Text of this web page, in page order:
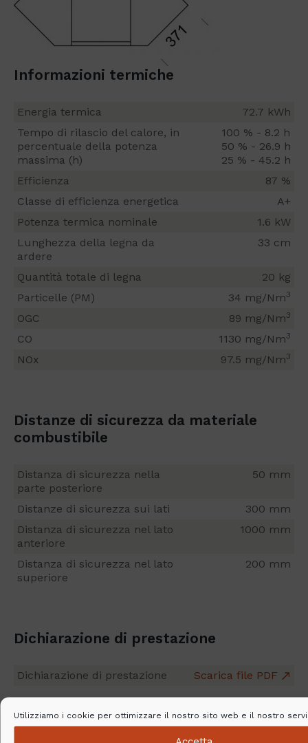
Utilizziamo i cookie per ottimizzare il nostro sito web e il nostro
Informazioni termiche
Energia termica
72.7 kWh
Tempo di rilascio del calore, in
percentuale della potenza
massima (h)
100 % - 8.2 h
50 % - 26.9 h
25 % - 45.2 h
Efficienza
87 %
Classe di efficienza energetica
A+
Potenza termica nominale
1.6 kW
Lunghezza della legna da
ardere
33 cm
Quantità totale di legna
20 kg
Particelle (PM)
34 mg/Nm3
OGC 89 mg/Nm3
CO 1130 mg/Nm3
NOx 97.5 mg/Nm3
Distanze di sicurezza da materiale
combustibile
Distanza di sicurezza nella
parte posteriore
50 mm
Distanze di sicurezza sui lati
300 mm
Distanza di sicurezza nel lato
anteriore
1000 mm
Distanza di sicurezza nel lato
superiore
200 mm
Dichiarazione di prestazione
Dichiarazione di prestazione Scarica file PDF